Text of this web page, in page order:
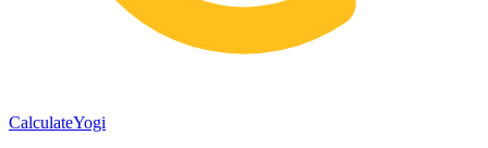
CalculateYogi